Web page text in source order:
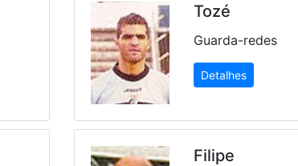
Tozé
Guarda-redes
Detalhes
Filipe